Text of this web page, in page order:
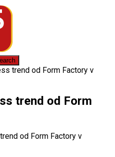
trend od Form Factory v
trend od Form